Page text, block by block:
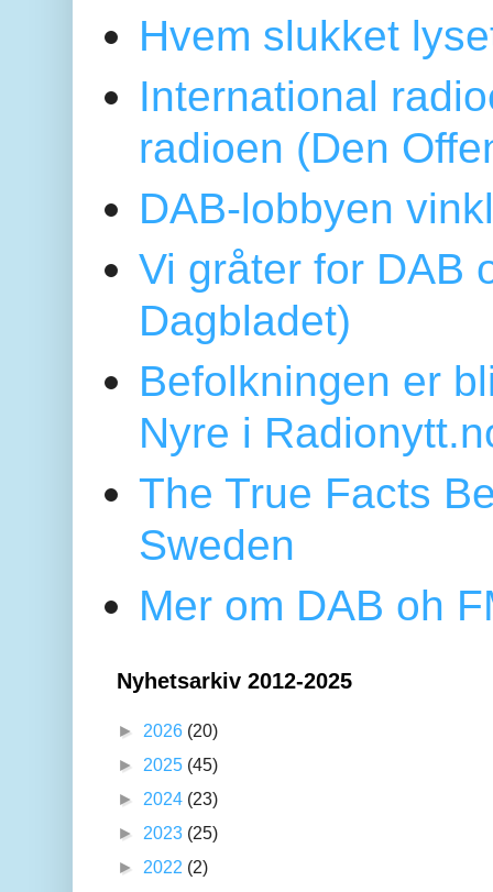
Hvem slukket
International
radioen (Den
DAB-lobbyen
Vi gråter for DAB
Dagbladet)
Befolkningen er
Nyre i
The True Facts
Sweden
Mer om DAB oh
Nyhetsarkiv 2012-2025
► 2026 (20)
► 2025 (45)
► 2024 (23)
► 2023 (25)
► 2022 (2)